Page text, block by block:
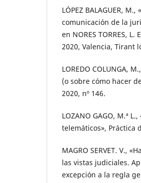
LÓPEZ BALAGUER,
comunicación de la
en NORES TORRES,
2020, Valencia, Tirant
LOREDO COLUNGA,
(o sobre cómo hacer
2020, nº 146.
LOZANO GAGO, M.ª
telemáticos», Práctica
MAGRO SERVET. V.,
las vistas judiciales.
excepción a la regla